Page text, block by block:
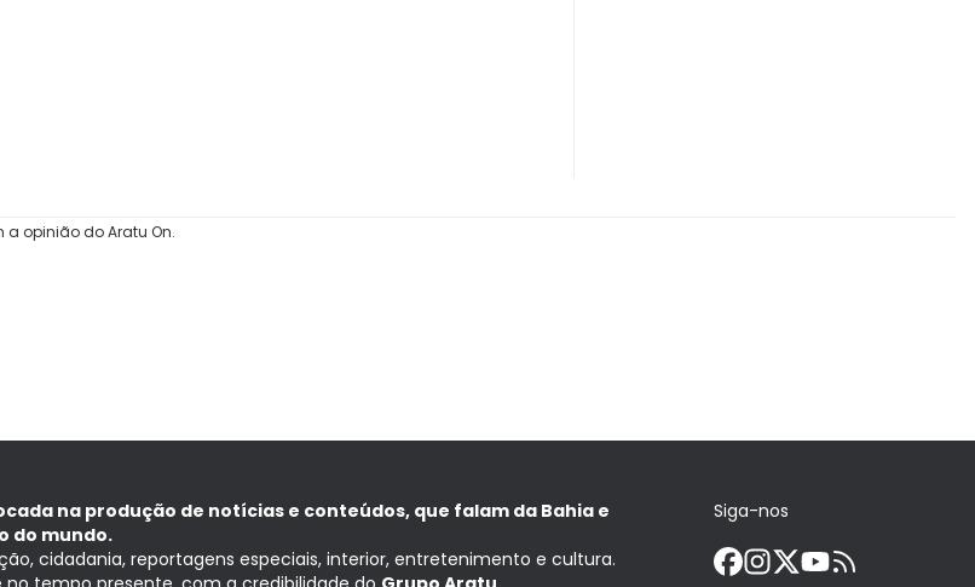
opinião do Aratu On.
na produção de notícias e conteúdos, que falam da Bahia e
do mundo.
cidadania, reportagens especiais, interior, entretenimento e cultura.
Siga-nos